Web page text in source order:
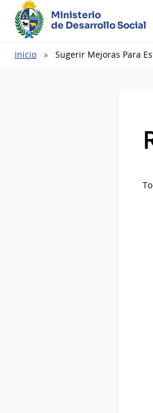
Ministerio
de Desarrollo Social
Ruta
Inicio Sugerir Mejoras Para